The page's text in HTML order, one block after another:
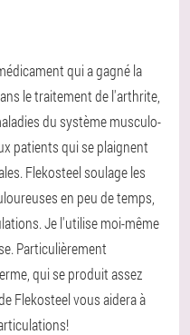
qui a gagné la
le traitement de l'arthrite,
du système musculo-
patients qui se plaignent
Flekosteel soulage les
en peu de temps,
Je l'utilise moi-même
Particulièrement
qui se produit assez
Flekosteel vous aidera à